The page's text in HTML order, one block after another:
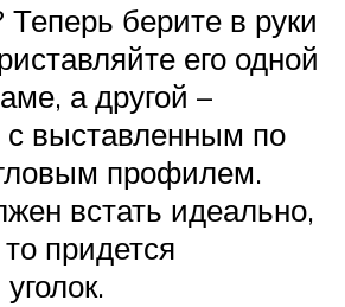
Теперь берите в руки
его одной
а другой –
выставленным по
профилем.
встать идеально,
придется